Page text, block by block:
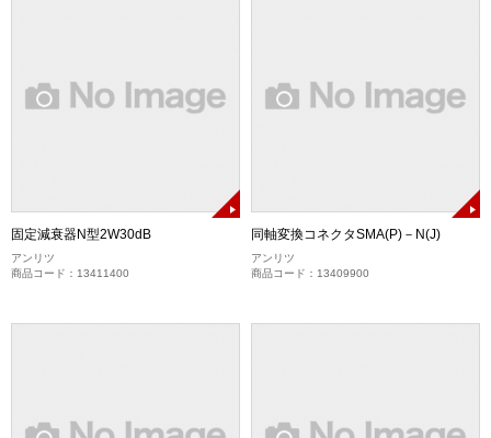
固定減衰器N型2W30dB
アンリツ
商品コード：13411400
同軸変換コネクタSMA(P)－N(J)
アンリツ
商品コード：13409900